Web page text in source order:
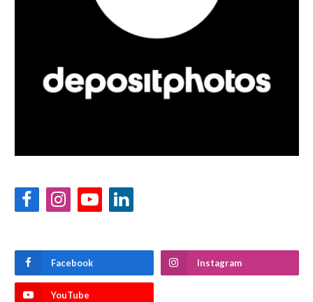
FacebookInstagramYouTubeLinkedIn
Facebook Instagram
YouTube